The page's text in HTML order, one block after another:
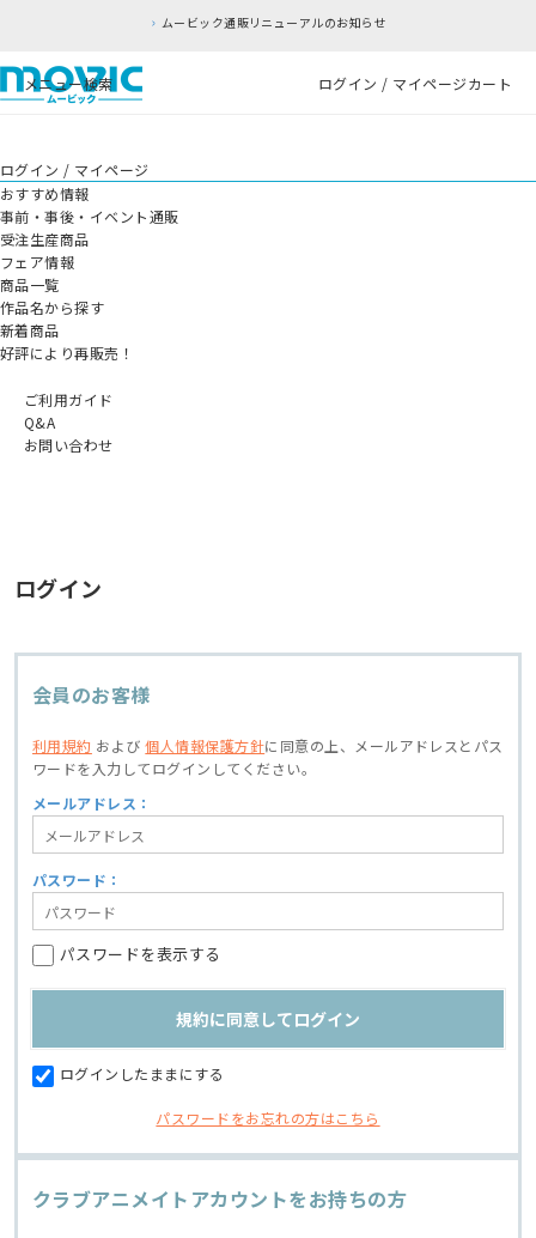
ムービック通販リニューアルのお知らせ
メニュー検索 ログイン / マイページカート
ログイン / マイページ
おすすめ情報
事前・事後・イベント通販
受注生産商品
フェア情報
商品一覧
作品名から探す
新着商品
好評により再販売！
ご利用ガイド
Q&A
お問い合わせ
ログイン
会員のお客様
利用規約 および個人情報保護方針に同意の上、
メールアドレスとパス
ワードを入力してログインしてください。
メールアドレス：
パスワード：
パスワードを表示する
ログインしたままにする
パスワードをお忘れの方はこちら
クラブアニメイトアカウントをお持ちの方